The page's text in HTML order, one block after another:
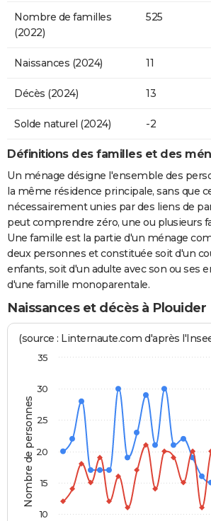
Nombre de familles
(2022)
525
Naissances (2024) 11
Décès (2024) 13
Solde naturel (2024) -2
Définitions des familles et des
Un ménage désigne l'ensemble des
la même résidence principale, sans que
nécessairement unies par des liens de
peut comprendre zéro, une ou plusieurs
Une famille est la partie d'un ménage
deux personnes et constituée soit d'un
enfants, soit d'un adulte avec son ou ses
d'une famille monoparentale.
Naissances et décès à Plouider
Nombre de personnes
(source : Linternaute.com d'après
10
15
20
25
30
35